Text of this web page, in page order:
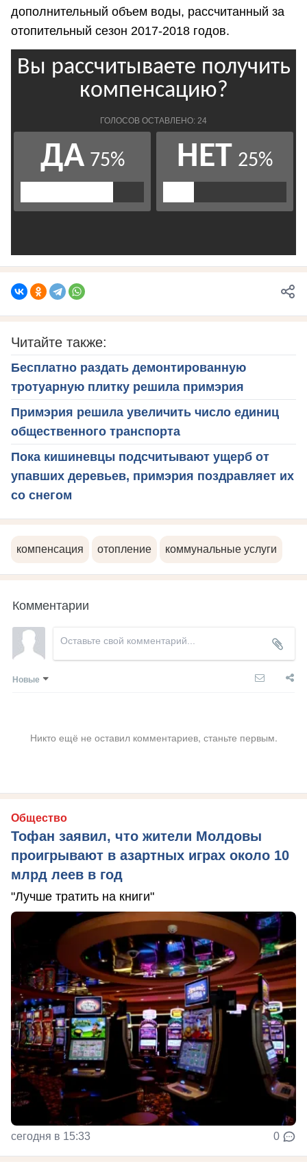
дополнительный объем воды, рассчитанный за
отопительный сезон 2017-2018 годов.
Читайте также:
Бесплатно раздать демонтированную
тротуарную плитку решила примэрия
Примэрия решила увеличить число единиц
общественного транспорта
Пока кишиневцы подсчитывают ущерб от
упавших деревьев, примэрия поздравляет их
со снегом
компенсация отопление коммунальные услуги
Комментарии
Новые
Никто ещё не оставил комментариев, станьте первым.
Общество
Тофан заявил, что жители Молдовы
проигрывают в азартных играх около 10
млрд леев в год
"Лучше тратить на книги"
сегодня в 15:33 0